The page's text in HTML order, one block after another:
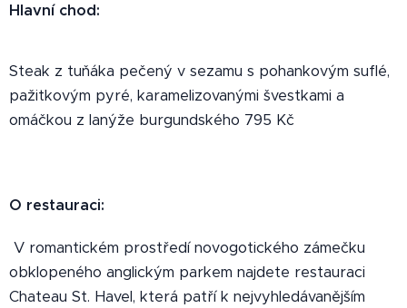
Hlavní chod:
Steak z tuňáka pečený v sezamu s pohankovým suflé,
pažitkovým pyré, karamelizovanými švestkami a
omáčkou z lanýže burgundského 795 Kč
O restauraci:
V romantickém prostředí novogotického zámečku
obklopeného anglickým parkem najdete restauraci
Chateau St. Havel, která patří k nejvyhledávanějším